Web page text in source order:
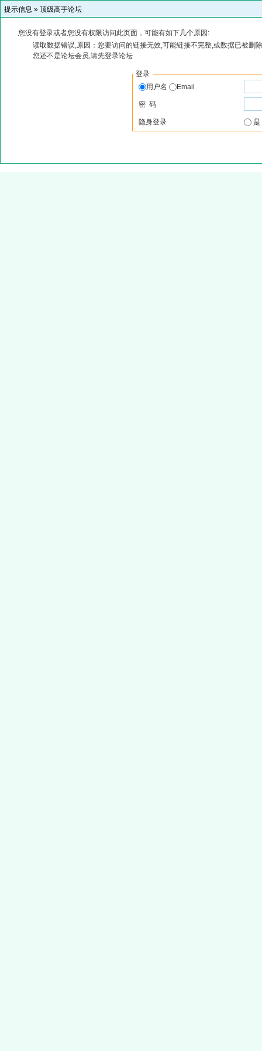
提示信息 » 顶级高手论坛
您没有登录或者您没有权限访问此页面，可能有如下几个原因:
读取数据错误,原因：您要访问的链接无效,可能链接不完整,或数据已被删
您还不是论坛会员,请先登录论坛
登录
用户名
Email
密 码
隐身登录